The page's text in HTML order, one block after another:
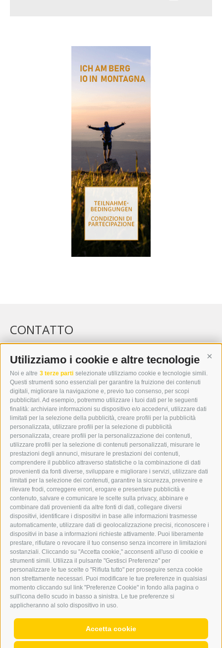
Utilizziamo i cookie e altre tecnologie
Noi e altre 3 terze parti selezionate utilizziamo cookie e tecnologie simili.
Questi strumenti sono essenziali per garantire la fruizione dei contenuti
digitali, migliorare la navigazione e, previo tuo consenso, per scopi
pubblicitari. Ad esempio, potremmo utilizzare i tuoi dati per le seguenti
finalità: archiviare informazioni su dispositivo e/o accedervi, utilizzare dati
limitati per la selezione della pubblicità, creare profili per la pubblicità
personalizzata, utilizzare profili per la selezione di pubblicità
personalizzata, creare profili per la personalizzazione dei contenuti,
utilizzare profili per la selezione di contenuti personalizzati, misurare le
prestazioni degli annunci, misurare le prestazioni dei contenuti,
comprendere il pubblico attraverso statistiche o la combinazione di dati
provenienti da fonti diverse, sviluppare e migliorare i servizi, utilizzare dati
limitati per la selezione dei contenuti, garantire la sicurezza, prevenire e
rilevare frodi, correggere errori, erogare e presentare pubblicità e
contenuto, salvare e comunicare le scelte sulla privacy, abbinare e
combinare dati provenienti da altre fonti di dati, collegare diversi
dispositivi, identificare i dispositivi in base alle informazioni trasmesse
automaticamente, utilizzare dati di geolocalizzazione precisi, riconoscere i
dispositivi in base a informazioni richieste attivamente. Puoi liberamente
prestare, rifiutare o revocare il tuo consenso senza incorrere in limitazioni
sostanziali. Cliccando su "Accetta cookie," acconsenti all'uso di cookie e
strumenti simili. Utilizza il pulsante "Gestisci Preferenze" per
personalizzare le tue scelte o "Rifiuta tutto" per proseguire senza cookie
non strettamente necessari. Puoi modificare le tue preferenze in qualsiasi
momento cliccando sul link "Preferenze Cookie" in fondo alla pagina o
sull'icona dello scudo in basso a sinistra. Le tue preferenze si
applicheranno al solo dispositivo in uso.
Accetta cookie
CONTATTO
WIPP-MEDIA GMBH
DER ERKER
I-39049 VIPITENO
TEL.: +39 0472 766876
GRAFIK@DERERKER.IT
INFO@DERERKER.IT
BARBARA.FONTANA@DERERKER.IT
ERKER
PUBBLICITÀ NELL’ERKER
PUBBLICITÀ ONLINE
ADDEBITO DIRETTO SEPA
REGOLAMENTO COMMENTI
ONLINE VOTING
SERVICE
EVENTI
ANNUNCI
LINK UTILI
METEO
WEBCAM
VIDEO
NECROLOGI